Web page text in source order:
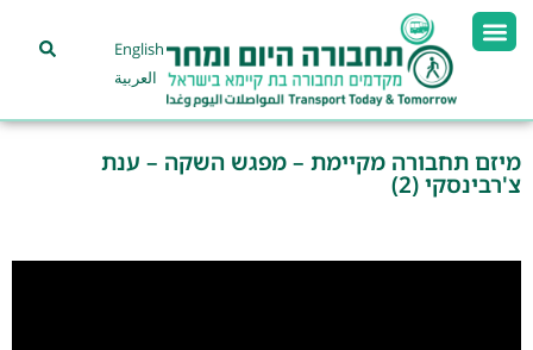
English
العربية
מיזם תחבורה מקיימת – מפגש השקה – ענת
צ'רבינסקי (2)